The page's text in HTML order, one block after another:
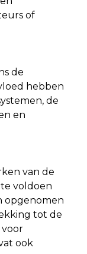
of
de
hebben
de
en
van de
voldoen
opgenomen
tot de
ook